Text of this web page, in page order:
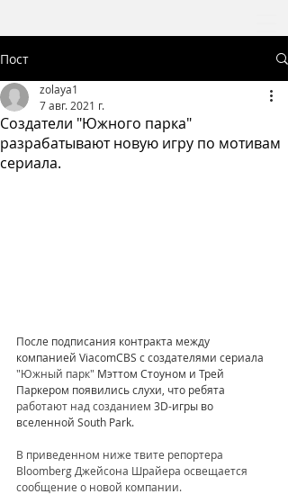
Пост
Создатели "Южного парка"
разрабатывают новую игру по мотивам
сериала.
zolaya1
7 авг. 2021 г.
После подписания контракта между
компанией ViacomCBS с создателями сериала
"Южный парк" Мэттом Стоуном и Трей
Паркером появились слухи, что ребята
работают над созданием 3D-игры во
вселенной South Park.
В приведенном ниже твите репортера
Bloomberg Джейсона Шрайера освещается
сообщение о новой компании.